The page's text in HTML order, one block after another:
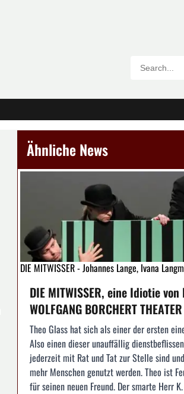
Ähnliche News
DIE MITWISSER - Johannes Lange, Ivana
DIE MITWISSER, eine Idiotie
WOLFGANG BORCHERT
Theo Glass hat sich als einer der ersten
Also einen dieser unauffällig
jederzeit mit Rat und Tat zur Stelle sind
mehr Menschen genutzt werden. Theo ist
für seinen neuen Freund. Der smarte Herr